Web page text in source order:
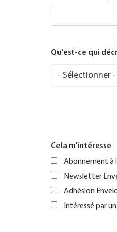
Qu'est-ce qui
ce
?
Cela m'intéresse
Abonnement à
Newsletter
Adhésion
Intéressé par